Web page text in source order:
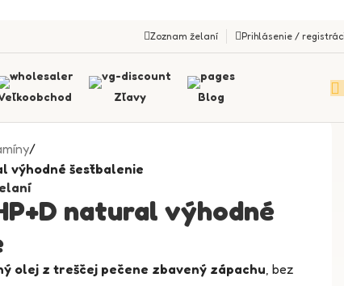
Zoznam želaní Prihlásenie /
Zľavy Blog
/
výhodné šesťbalenie
natural výhodné
olej z treščej pečene zbavený zápachu , bez